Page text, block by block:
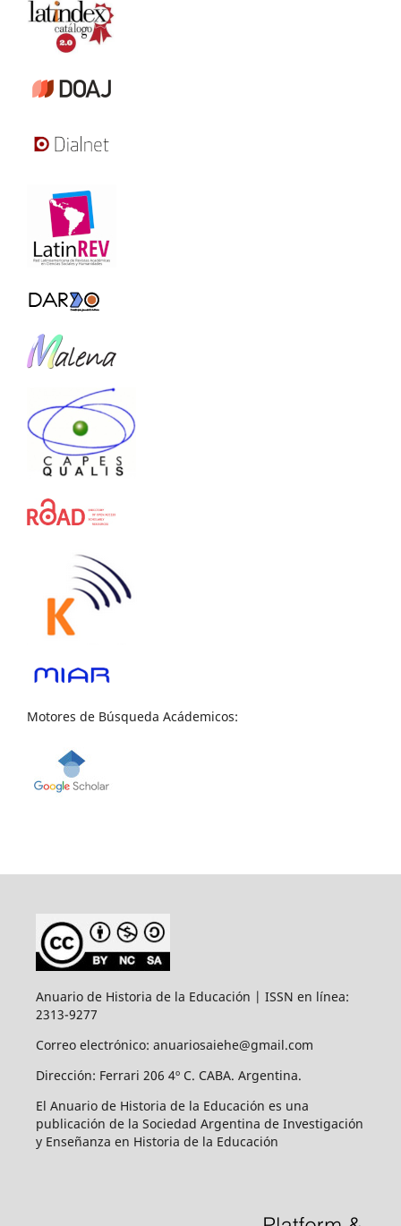
Motores de Búsqueda Acádemicos:
Anuario de Historia de la Educación | ISSN en línea:
2313-9277
Correo electrónico: anuariosaiehe@gmail.com
Dirección: Ferrari 206 4º C. CABA. Argentina.
El Anuario de Historia de la Educación es una
publicación de la Sociedad Argentina de Investigación
y Enseñanza en Historia de la Educación